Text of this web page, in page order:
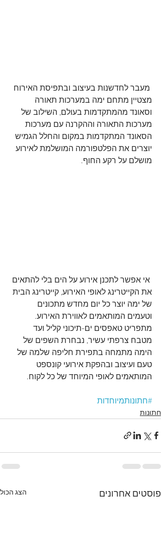
מעבר לחדשנות בעיצוב ובתפיסת האירוח
מצטיין מתחם ימה במערכות תאורה
וסאונד מהמתקדמות בעולם, השילוב של
מערכות התאורה וההקרנה עם מערכות
הסאונד המתקדמות במקום והחלל הגמיש
יוצרים את הפלטפורמה המושלמת לאירוע
מושלם על רקע החוף.
אי אפשר לתכנן אירוע על הים בלי להתאים
את הקייטרינג לאופי האירוע, קייטרינג הבית
של ימה יוצר כל יום מחדש מתכונים
וטעמים המותאמים לאווירת האירוע.
מתפריט טאפסים ים-תיכוני קליל ועד
מטבח צרפתי עשיר, נבחרת השפים של
הימה מתמחה בתפירת חליפה שלמה של
טעם ועיצוב ובהפקת אירועי קונספט
המותאמים לאופי המיוחד של כל לקוח.
#חתונותמיוחדות
חתונות
פוסטים אחרונים הצג הכול